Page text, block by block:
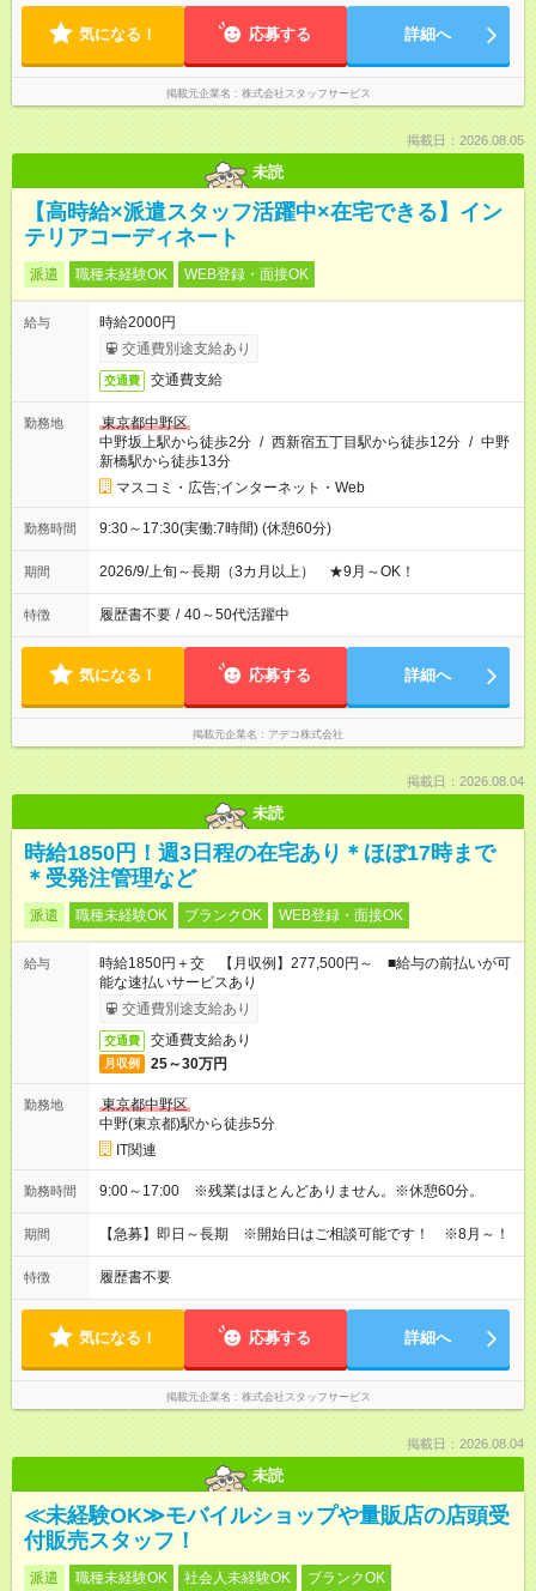
気になる！ 応募する 詳細へ
掲載元企業名 株式会社スタッフサービス
掲載日：2026.08.05
未読
【高時給×派遣スタッフ活躍中×在宅できる】イン
テリアコーディネート
派遣 職種未経験OK WEB登録・面接OK
給与
時給2000円
交通費別途支給あり
交通費 交通費支給
勤務地
東京都中野区
中野坂上駅から徒歩2分 / 西新宿五丁目駅から徒歩12分 / 中野
新橋駅から徒歩13分
マスコミ・広告;インターネット・Web
勤務時間 9:30～17:30(実働:7時間) (休憩60分)
期間 2026/9/上旬～長期（3カ月以上） ★9月～OK！
特徴 履歴書不要 / 40～50代活躍中
気になる！ 応募する 詳細へ
掲載元企業名 アデコ株式会社
掲載日：2026.08.04
未読
時給1850円！週3日程の在宅あり＊ほぼ17時まで
＊受発注管理など
派遣 職種未経験OK ブランクOK WEB登録・面接OK
給与
時給1850円＋交 【月収例】277,500円～ ■給与の前払いが可
能な速払いサービスあり
交通費別途支給あり
交通費 交通費支給あり
月収例 25～30万円
勤務地
東京都中野区
中野(東京都)駅から徒歩5分
IT関連
勤務時間 9:00～17:00 ※残業はほとんどありません。※休憩60分。
期間 【急募】即日～長期 ※開始日はご相談可能です！ ※8月～！
特徴 履歴書不要
気になる！ 応募する 詳細へ
掲載元企業名 株式会社スタッフサービス
掲載日：2026.08.04
未読
≪未経験OK≫モバイルショップや量販店の店頭受
付販売スタッフ！
派遣 職種未経験OK 社会人未経験OK ブランクOK